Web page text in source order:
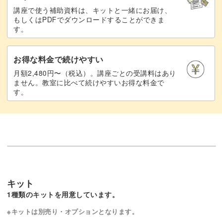
講座で使う補助資料は、キットと一緒にお届け、
もしくはPDFでダウンロードすることができま
す。
お得な料金で続けやすい
月額2,480円〜（税込）。講座ごとの受講料はあり
ません。教室に比べて続けやすいお得な料金で
す。
キット
1種類のキットを用意しています。
※キットは別売り・オプションとなります。